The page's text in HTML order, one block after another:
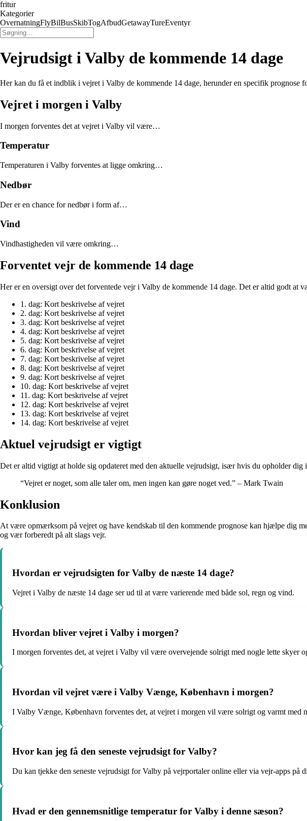
fritur
Kategorier
OvernatningFlyBilBusSkibTogAfbudGetawayTureEventyr
Vejrudsigt i Valby de kommende 14 dage
Her kan du få et indblik i vejret i Valby de kommende 14 dage, herunder en specifik
Vejret i morgen i Valby
I morgen forventes det at vejret i Valby vil være…
Temperatur
Temperaturen i Valby forventes at ligge omkring…
Nedbør
Der er en chance for nedbør i form af…
Vind
Vindhastigheden vil være omkring…
Forventet vejr de kommende 14 dage
Her er en oversigt over det forventede vejr i Valby de kommende 14 dage. Det er altid godt at
1. dag: Kort beskrivelse af vejret
2. dag: Kort beskrivelse af vejret
3. dag: Kort beskrivelse af vejret
4. dag: Kort beskrivelse af vejret
5. dag: Kort beskrivelse af vejret
6. dag: Kort beskrivelse af vejret
7. dag: Kort beskrivelse af vejret
8. dag: Kort beskrivelse af vejret
9. dag: Kort beskrivelse af vejret
10. dag: Kort beskrivelse af vejret
11. dag: Kort beskrivelse af vejret
12. dag: Kort beskrivelse af vejret
13. dag: Kort beskrivelse af vejret
14. dag: Kort beskrivelse af vejret
Aktuel vejrudsigt er vigtigt
Det er altid vigtigt at holde sig opdateret med den aktuelle vejrudsigt, især hvis du opholder
“Vejret er noget, som alle taler om, men ingen kan gøre noget ved.” – Mark Twain
Konklusion
At være opmærksom på vejret og have kendskab til den kommende prognose kan hjælpe dig
og vær forberedt på alt slags vejr.
Hvordan er vejrudsigten for Valby de næste 14 dage?
Vejret i Valby de næste 14 dage ser ud til at være varierende med både sol, regn og vind.
Hvordan bliver vejret i Valby i morgen?
I morgen forventes det, at vejret i Valby vil være overvejende solrigt med nogle lette skyer
Hvordan vil vejret være i Valby Vænge, København i morgen?
I Valby Vænge, København forventes det, at vejret i morgen vil være solrigt og varmt med
Hvor kan jeg få den seneste vejrudsigt for Valby?
Du kan tjekke den seneste vejrudsigt for Valby på vejrportaler online eller via vejr-apps på
Hvad er den gennemsnitlige temperatur for Valby i denne sæson?